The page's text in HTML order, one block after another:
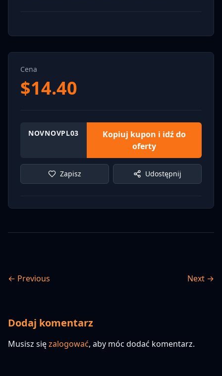
Cena
$14.40
NOVNOVPL03
Kopiuj kupon i idź do
oferty
Zapisz Udostępnij
← Previous Next →
Dodaj komentarz
Musisz sięzalogować, aby móc dodać komentarz.